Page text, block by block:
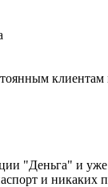
"Деньга" и
и никаких